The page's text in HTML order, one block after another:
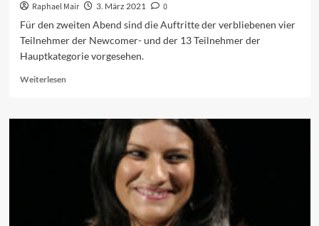
Raphael Mair 3. März 2021
0
Für den zweiten Abend sind die Auftritte der verbliebenen vier
Teilnehmer der Newcomer- und der 13 Teilnehmer der
Hauptkategorie vorgesehen.
WeiterlesenRead
Das
Programm
zweiten